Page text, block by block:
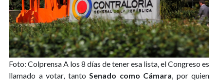
Foto: ColprensaA los 8 días de tener esa lista, el Congreso es
llamado a votar, tanto Senado como Cámara, por quien